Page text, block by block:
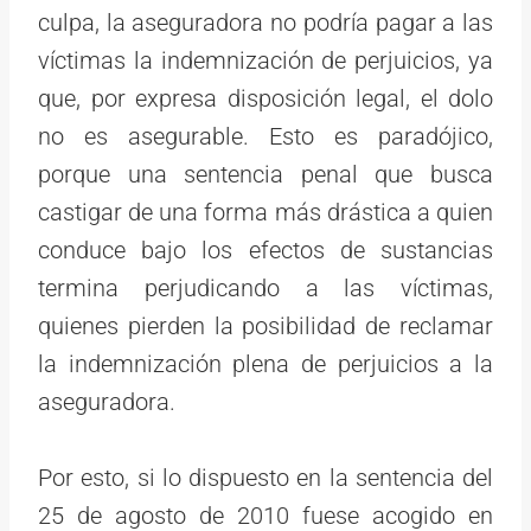
culpa, la aseguradora no podría pagar a las
víctimas la indemnización de perjuicios, ya
que, por expresa disposición legal, el dolo
no es asegurable. Esto es paradójico,
porque una sentencia penal que busca
castigar de una forma más drástica a quien
conduce bajo los efectos de sustancias
termina perjudicando a las víctimas,
quienes pierden la posibilidad de reclamar
la indemnización plena de perjuicios a la
aseguradora.
Por esto, si lo dispuesto en la sentencia del
25 de agosto de 2010 fuese acogido en